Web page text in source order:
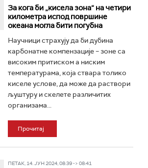
За кога би „кисела зона“ на четири
километра испод површине
океана могла бити погубна
Научници страхују да би дубина
карбонатне компензације – зоне са
високим притиском а ниским
температурама, која ствара толико
киселе услове, да може да раствори
љуштуру и скелете различитих
организама...
Прочитај
ПЕТАК, 14. ЈУН 2024, 08:39 -> 08:41